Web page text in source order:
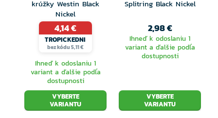
krúžky Westin Black
Nickel
4,14 €
TROPICKEDNI
bez kódu 5,11 €
Ihneď k odoslaniu 1
variant a ďalšie podľa
dostupnosti
VYBERTE
VARIANTU
Splitring Black Nickel
2,98 €
Ihneď k odoslaniu 1
variant a ďalšie podľa
dostupnosti
VYBERTE
VARIANTU